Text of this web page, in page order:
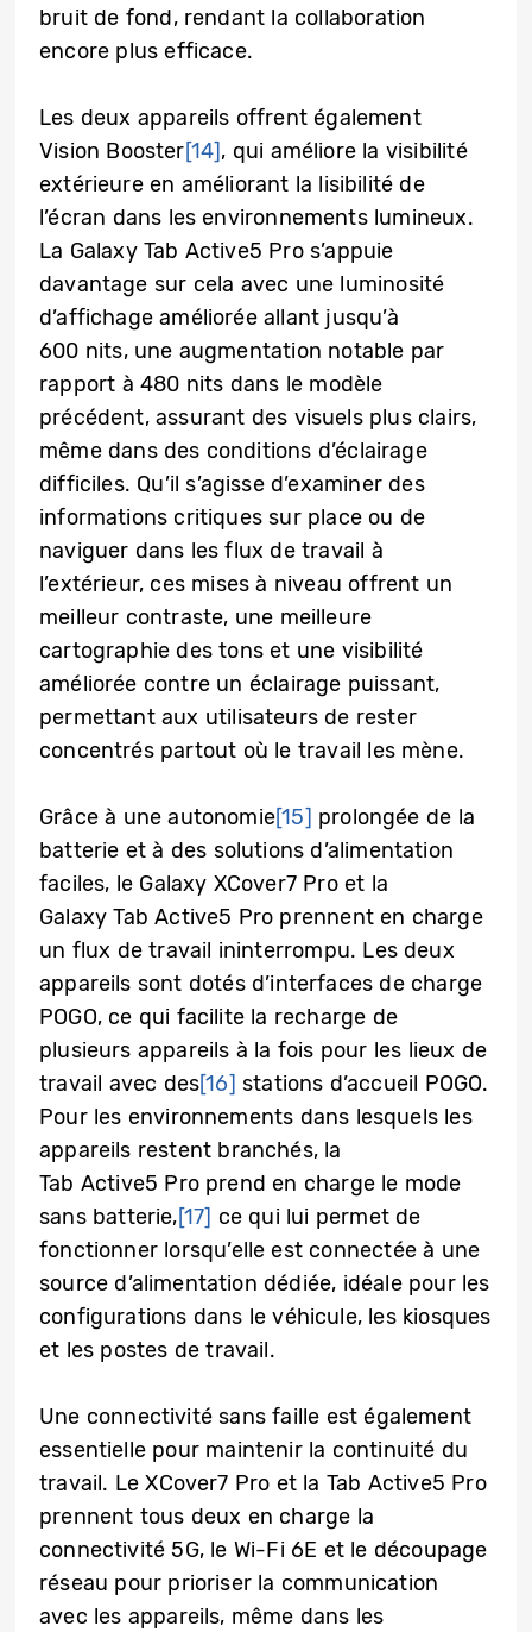
bruit de fond, rendant la collaboration
encore plus efficace.
Les deux appareils offrent également
Vision Booster[14], qui améliore la visibilité
extérieure en améliorant la lisibilité de
l’écran dans les environnements lumineux.
La Galaxy Tab Active5 Pro s’appuie
davantage sur cela avec une luminosité
d’affichage améliorée allant jusqu’à
600 nits, une augmentation notable par
rapport à 480 nits dans le modèle
précédent, assurant des visuels plus clairs,
même dans des conditions d’éclairage
difficiles. Qu’il s’agisse d’examiner des
informations critiques sur place ou de
naviguer dans les flux de travail à
l’extérieur, ces mises à niveau offrent un
meilleur contraste, une meilleure
cartographie des tons et une visibilité
améliorée contre un éclairage puissant,
permettant aux utilisateurs de rester
concentrés partout où le travail les mène.
Grâce à une autonomie[15] prolongée de la
batterie et à des solutions d’alimentation
faciles, le Galaxy XCover7 Pro et la
Galaxy Tab Active5 Pro prennent en charge
un flux de travail ininterrompu. Les deux
appareils sont dotés d’interfaces de charge
POGO, ce qui facilite la recharge de
plusieurs appareils à la fois pour les lieux de
travail avec des[16] stations d’accueil POGO.
Pour les environnements dans lesquels les
appareils restent branchés, la
Tab Active5 Pro prend en charge le mode
sans batterie,[17] ce qui lui permet de
fonctionner lorsqu’elle est connectée à une
source d’alimentation dédiée, idéale pour les
configurations dans le véhicule, les kiosques
et les postes de travail.
Une connectivité sans faille est également
essentielle pour maintenir la continuité du
travail. Le XCover7 Pro et la Tab Active5 Pro
prennent tous deux en charge la
connectivité 5G, le Wi-Fi 6E et le découpage
réseau pour prioriser la communication
avec les appareils, même dans les